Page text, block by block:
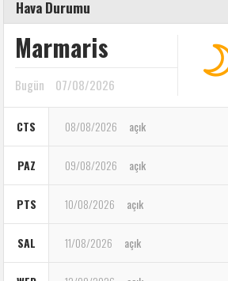
Hava Durumu
Marmaris
Bugün 07/08/2026
CTS 08/08/2026 açık
PAZ 09/08/2026 açık
PTS 10/08/2026 açık
SAL 11/08/2026 açık